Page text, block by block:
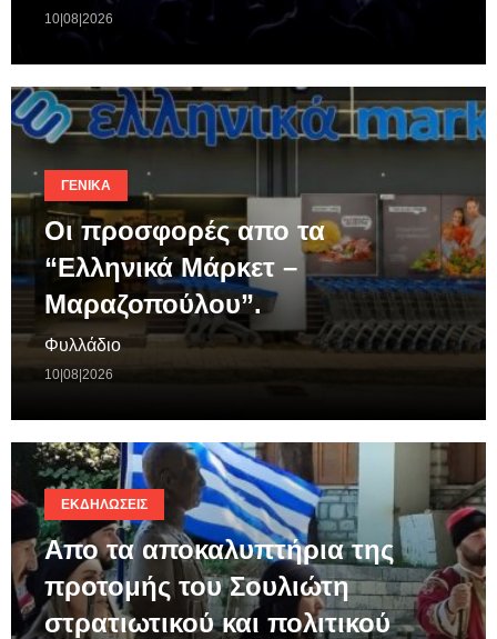
10|08|2026
ΓΕΝΙΚΆ
Οι προσφορές απο τα
“Ελληνικά Μάρκετ –
Μαραζοπούλου”.
Φυλλάδιο
10|08|2026
ΕΚΔΗΛΏΣΕΙΣ
Απο τα αποκαλυπτήρια της
προτομής του Σουλιώτη
στρατιωτικού και πολιτικού